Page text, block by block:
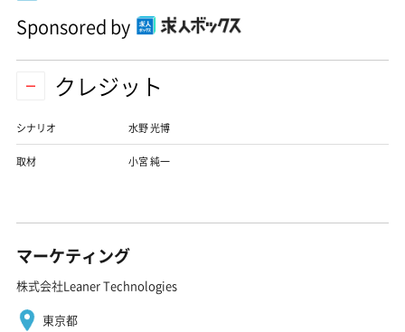
Sponsored by
クレジット
シナリオ 水野 光博
取材 小宮 純一
マーケティング
株式会社Leaner Technologies
東京都